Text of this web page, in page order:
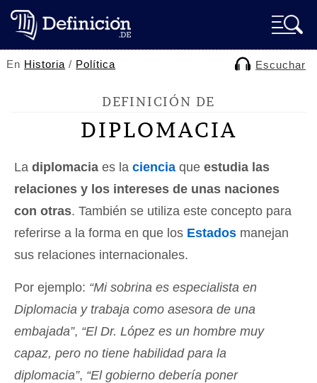
En Historia / Política Escuchar
DEFINICIÓN DE
DIPLOMACIA
La diplomacia es la ciencia que estudia las
relaciones y los intereses de unas naciones
con otras. También se utiliza este concepto para
referirse a la forma en que los Estados manejan
sus relaciones internacionales.
Por ejemplo: “Mi sobrina es especialista en
Diplomacia y trabaja como asesora de una
embajada”, “El Dr. López es un hombre muy
capaz, pero no tiene habilidad para la
diplomacia”, “El gobierno debería poner